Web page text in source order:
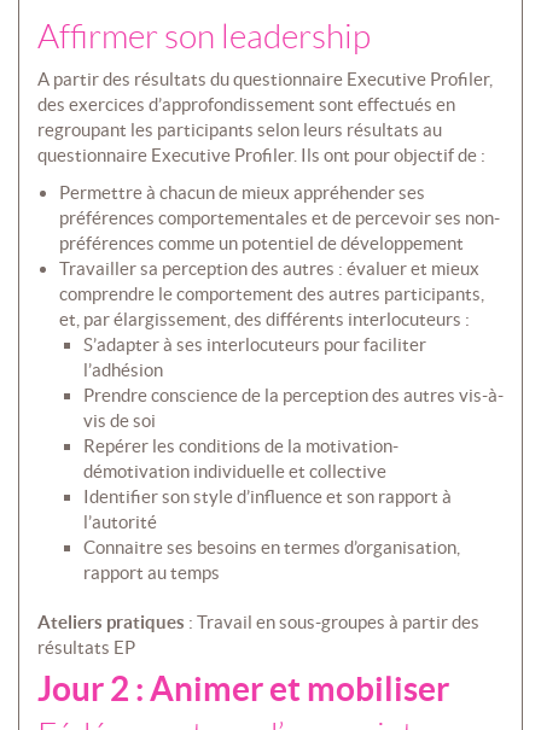
Affirmer son leadership
A partir des résultats du questionnaire Executive Profiler,
des exercices d’approfondissement sont effectués en
regroupant les participants selon leurs résultats au
questionnaire Executive Profiler. Ils ont pour objectif de :
Permettre à chacun de mieux appréhender ses
préférences comportementales et de percevoir ses non-
préférences comme un potentiel de développement
Travailler sa perception des autres : évaluer et mieux
comprendre le comportement des autres participants,
et, par élargissement, des différents interlocuteurs :
S’adapter à ses interlocuteurs pour faciliter
l’adhésion
Prendre conscience de la perception des autres vis-à-
vis de soi
Repérer les conditions de la motivation-
démotivation individuelle et collective
Identifier son style d’influence et son rapport à
l’autorité
Connaitre ses besoins en termes d’organisation,
rapport au temps
Ateliers pratiques : Travail en sous-groupes à partir des
résultats EP
Jour 2 : Animer et mobiliser